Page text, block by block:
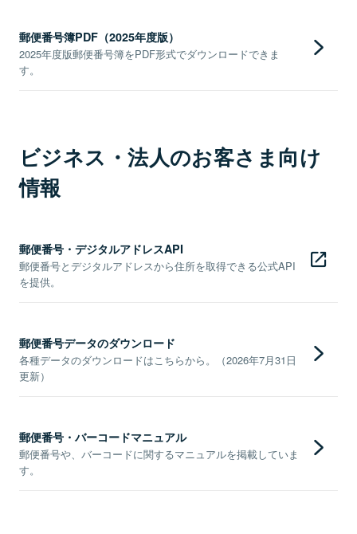
郵便番号簿PDF（2025年度版）
2025年度版郵便番号簿をPDF形式でダウンロードできま
す。
ビジネス・法人のお客さま向け
情報
郵便番号・デジタルアドレスAPI
郵便番号とデジタルアドレスから住所を取得できる公式API
を提供。
郵便番号データのダウンロード
各種データのダウンロードはこちらから。（2026年7月31日
更新）
郵便番号・バーコードマニュアル
郵便番号や、バーコードに関するマニュアルを掲載していま
す。